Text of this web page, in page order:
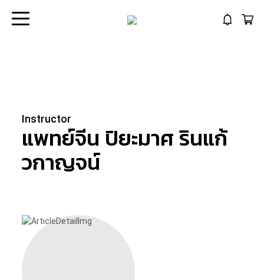
Instructor
แพทย์จีน ปิยะมาศรินแก้
วกาญจน์